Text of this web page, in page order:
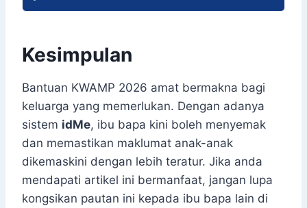
Kesimpulan
Bantuan KWAMP 2026 amat bermakna bagi
keluarga yang memerlukan. Dengan adanya
sistem idMe, ibu bapa kini boleh menyemak
dan memastikan maklumat anak-anak
dikemaskini dengan lebih teratur. Jika anda
mendapati artikel ini bermanfaat, jangan lupa
kongsikan pautan ini kepada ibu bapa lain di